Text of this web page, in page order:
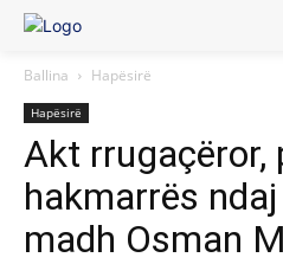
Ballina Hapësirë
Hapësirë
Akt rrugaçëror,
hakmarrës
madh Osman